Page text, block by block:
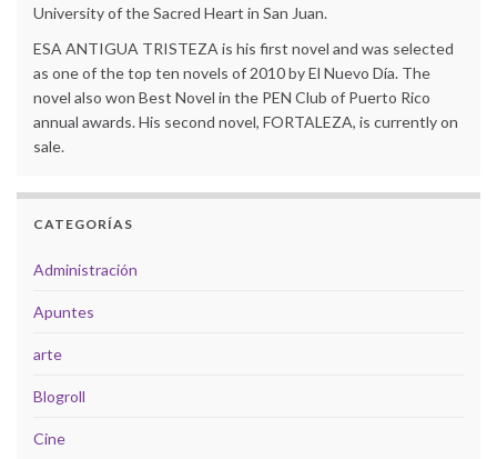
University of the Sacred Heart in San Juan.
ESA ANTIGUA TRISTEZA is his first novel and was selected
as one of the top ten novels of 2010 by El Nuevo Día. The
novel also won Best Novel in the PEN Club of Puerto Rico
annual awards. His second novel, FORTALEZA, is currently on
sale.
CATEGORÍAS
Administración
Apuntes
arte
Blogroll
Cine